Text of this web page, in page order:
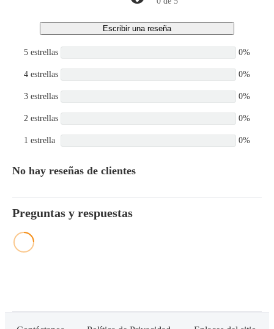
Escribir una reseña
5 estrellas 0%
4 estrellas 0%
3 estrellas 0%
2 estrellas 0%
1 estrella 0%
No hay reseñas de clientes
Preguntas y respuestas